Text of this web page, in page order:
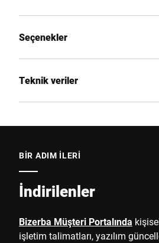
Seçenekler
Teknik veriler
BIR ADIM ILERI
İndirilenler
Bizerba Müşteri Portalında
işletim talimatları, yazılım